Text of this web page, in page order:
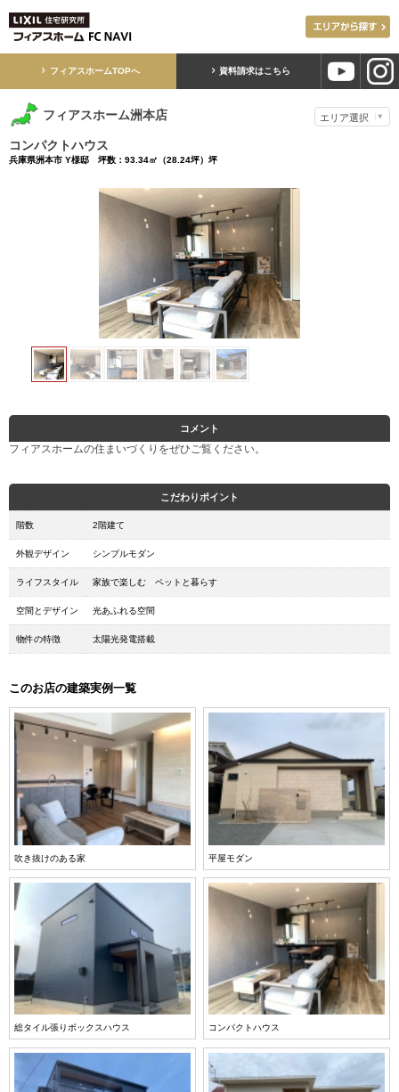
フィアスホームTOPへ 資料請求はこちら
フィアスホーム洲本店
コンパクトハウス
兵庫県洲本市 Y様邸 坪数：93.34㎡（28.24坪）坪
コメント
フィアスホームの住まいづくりをぜひご覧ください。
こだわりポイント
階数 2階建て
外観デザイン シンプルモダン
ライフスタイル 家族で楽しむ ペットと暮らす
空間とデザイン 光あふれる空間
物件の特徴 太陽光発電搭載
このお店の建築実例一覧
吹き抜けのある家 平屋モダン
総タイル張りボックスハウス コンパクトハウス